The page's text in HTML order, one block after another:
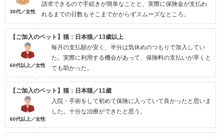
30代／女性
請求できるので手続きが簡単なことと、実際に保険金が支払わ
れるまでの日数もそこまでかからずスムーズなところ。
【ご加入のペット】猫：日本猫／13歳以上
60代以上／女性
毎月の支払額が安く、半分は気休めのつもりで加入してい
た。実際に利用する機会があって、保険料の支払いが早くと
ても助かった。
【ご加入のペット】猫：日本猫／11歳
60代以上／女性
入院・手術をして初めて保険に入っていて良かったと思いま
した。十分な治療ができたと思う。